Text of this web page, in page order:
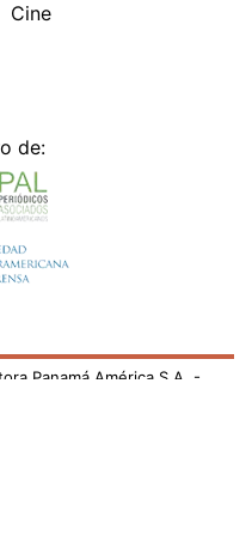
Cine
de:
Panamá América S.A. -